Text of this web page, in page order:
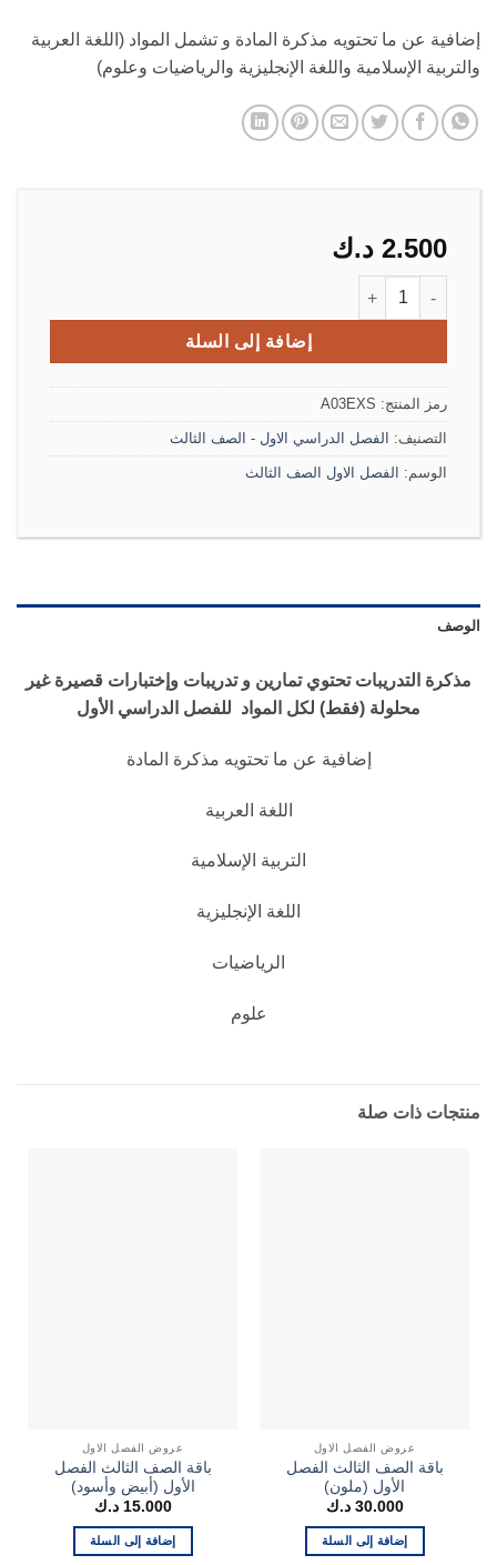
إضافية عن ما تحتويه مذكرة المادة و تشمل المواد (اللغة العربية
والتربية الإسلامية واللغة الإنجليزية والرياضيات وعلوم)
2.500 د.ك
إضافة إلى السلة
رمز المنتج: A03EXS
التصنيف: الفصل الدراسي الاول - الصف الثالث
الوسم: الفصل الاول الصف الثالث
الوصف
مذكرة التدريبات تحتوي تمارين و تدريبات وإختبارات قصيرة غير
محلولة (فقط) لكل المواد للفصل الدراسي الأول
إضافية عن ما تحتويه مذكرة المادة
اللغة العربية
التربية الإسلامية
اللغة الإنجليزية
الرياضيات
علوم
منتجات ذات صلة
عروض الفصل الاول
باقة الصف الثالث الفصل
الأول (ملون)
30.000 د.ك
إضافة إلى السلة
عروض الفصل الاول
باقة الصف الثالث الفصل
الأول (أبيض وأسود)
15.000 د.ك
إضافة إلى السلة